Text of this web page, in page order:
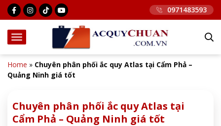
0971483593
Home » Chuyên phân phối ắc quy Atlas tại Cẩm Phả –
Quảng Ninh giá tốt
Chuyên phân phối ắc quy Atlas tại
Cẩm Phả – Quảng Ninh giá tốt